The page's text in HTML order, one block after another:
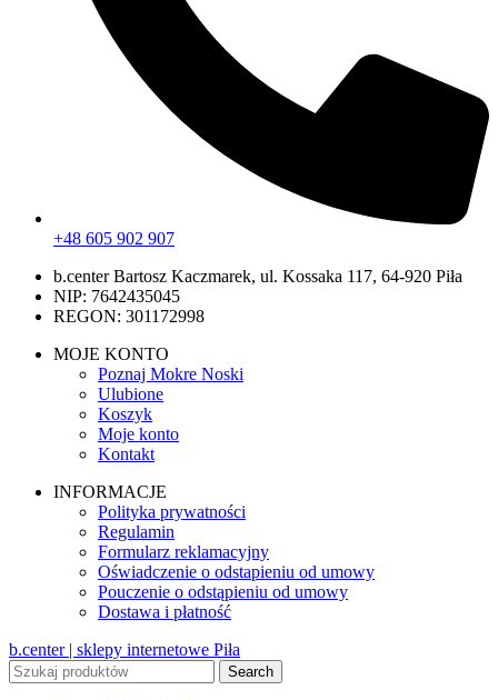
+48 605 902 907
b.center Bartosz Kaczmarek, ul. Kossaka 117, 64-920 Piła
NIP: 7642435045
REGON: 301172998
MOJE KONTO
Poznaj Mokre Noski
Ulubione
Koszyk
Moje konto
Kontakt
INFORMACJE
Polityka prywatności
Regulamin
Formularz reklamacyjny
Oświadczenie o odstapieniu od umowy
Pouczenie o odstąpieniu od umowy
Dostawa i płatność
b.center | sklepy internetowe Piła
Search